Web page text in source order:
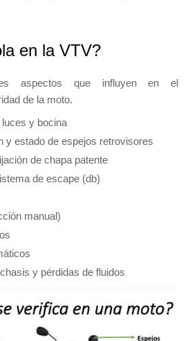
en la VTV?
aspectos que influyen en el
de la moto.
y bocina
y estado de espejos retrovisores
de chapa patente
de escape (db)
manual)
y pérdidas de fluidos